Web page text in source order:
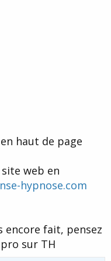
haut de page
web en
hypnose.com
encore fait, pensez
sur TH